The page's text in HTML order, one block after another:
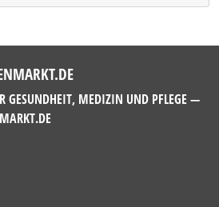
GESUNDHEIT, MEDIZIN UND PFLEGE —